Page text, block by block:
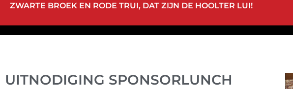
ZWARTE BROEK EN RODE TRUI, DAT ZIJN DE HOOLTER LUI!
UITNODIGING SPONSORLUNCH